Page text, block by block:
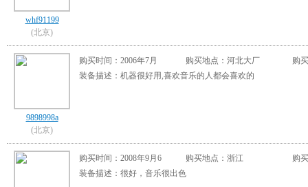
whf91199
(北京)
9898998a
(北京)
购买时间：2006年7月 购买地点：河北大厂
购
装备描述：机器很好用,喜欢音乐的人都会喜欢的
购买时间：2008年9月6 购买地点：浙江
购
装备描述：很好，音乐很出色